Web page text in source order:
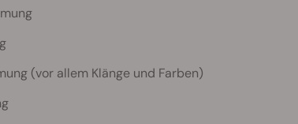
(vor allem Klänge und Farben)